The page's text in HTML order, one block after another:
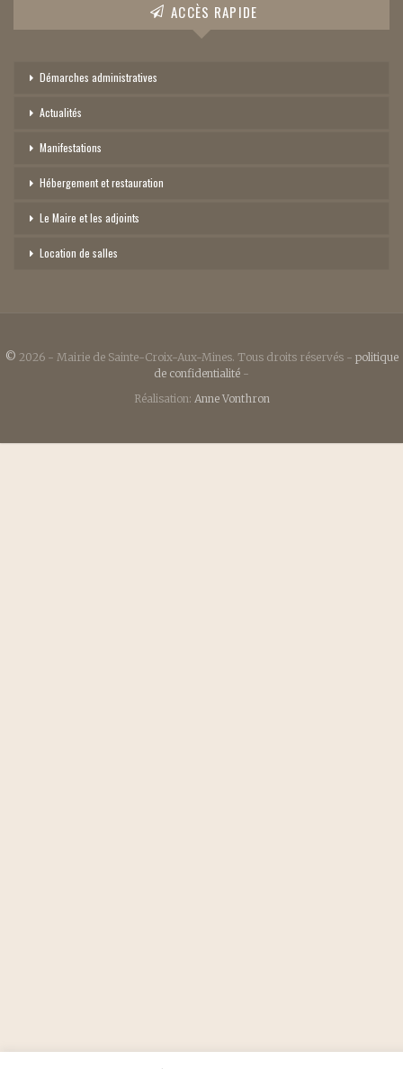
ACCÈS RAPIDE
Démarches administratives
Actualités
Manifestations
Hébergement et restauration
Le Maire et les adjoints
Location de salles
© 2026 - Mairie de Sainte-Croix-Aux-Mines. Tous droits réservés - politique
de confidentialité -
Réalisation: Anne Vonthron